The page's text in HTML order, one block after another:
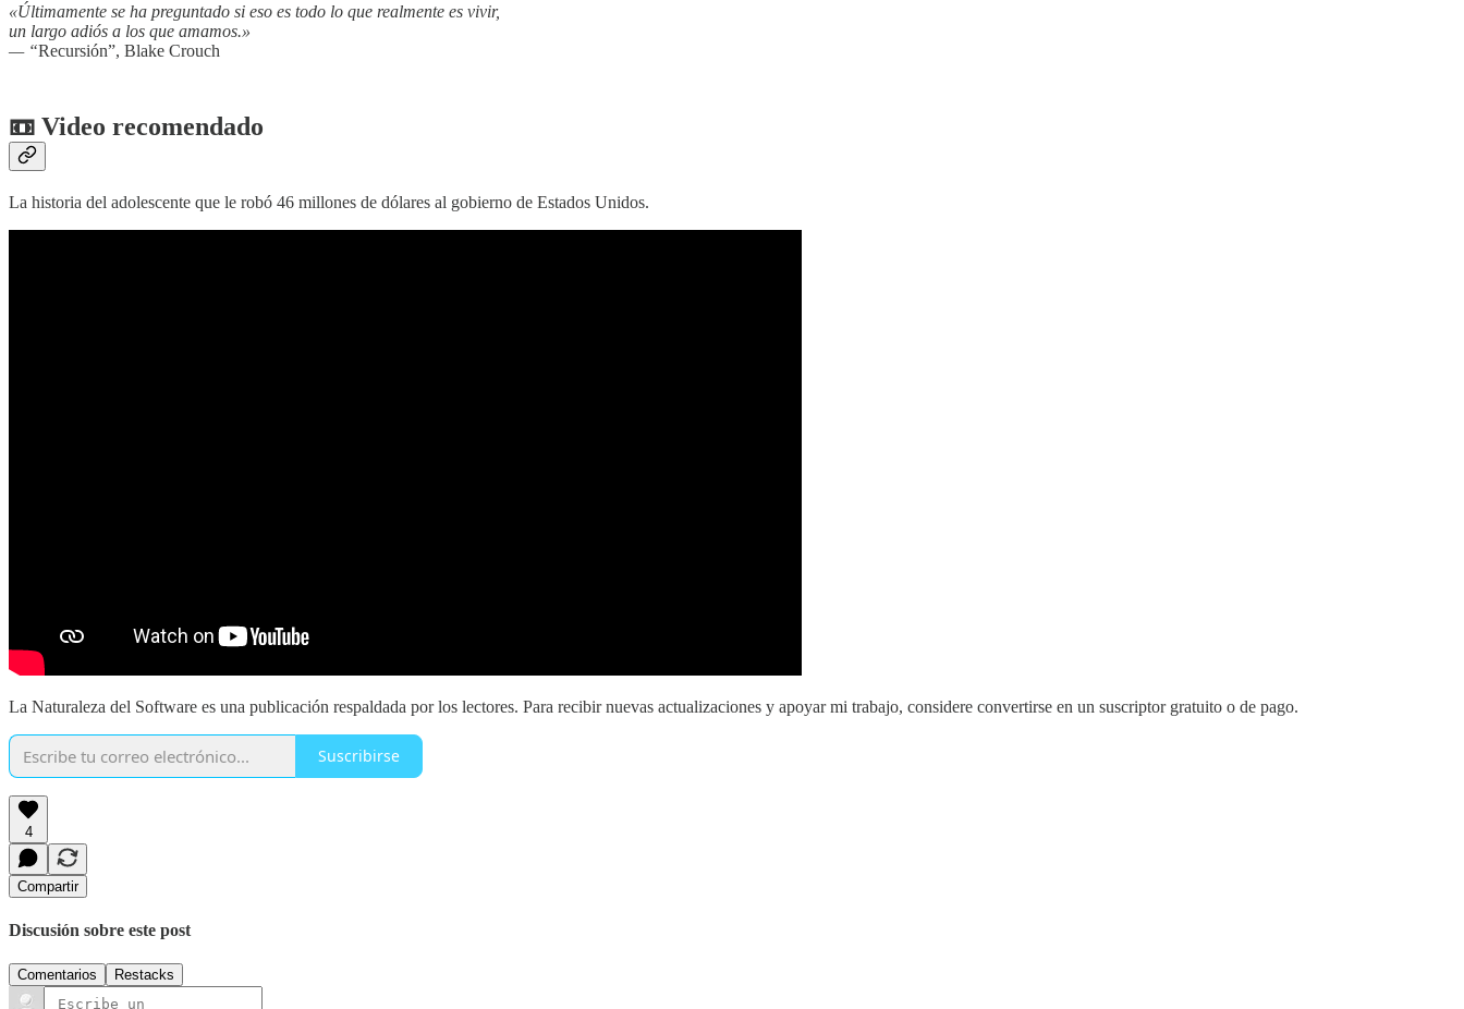
«Últimamente se ha preguntado si eso es todo lo que realmente es vivir,
un largo adiós a los que amamos.»
— “Recursión”, Blake Crouch
📼 Video recomendado
La historia del adolescente que le robó 46 millones de dólares al gobierno de Estados Unidos.
La Naturaleza del Software es una publicación respaldada por los lectores. Para recibir nuevas actualizaciones y apoyar mi trabajo, considere convertirse en un suscriptor gratuito o de pago.
Suscribirse
4
Compartir
Discusión sobre este post
Comentarios Restacks